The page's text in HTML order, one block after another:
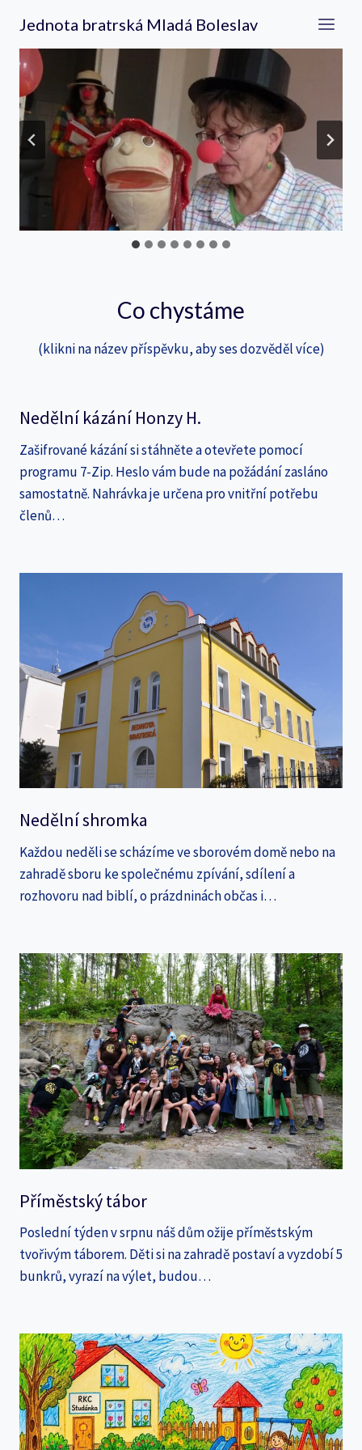
obsah
Jednota bratrská Mladá Boleslav
Co chystáme
(klikni na název příspěvku, aby ses dozvěděl více)
Nedělní kázání Honzy H.
Zašifrované kázání si stáhněte a otevřete pomocí
programu 7-Zip. Heslo vám bude na požádání zasláno
samostatně. Nahrávka je určena pro vnitřní potřebu
členů…
Nedělní shromka
Každou neděli se scházíme ve sborovém domě nebo na
zahradě sboru ke společnému zpívání, sdílení a
rozhovoru nad biblí, o prázdninách občas i…
Příměstský tábor
Poslední týden v srpnu náš dům ožije příměstským
tvořivým táborem. Děti si na zahradě postaví a vyzdobí 5
bunkrů, vyrazí na výlet, budou…